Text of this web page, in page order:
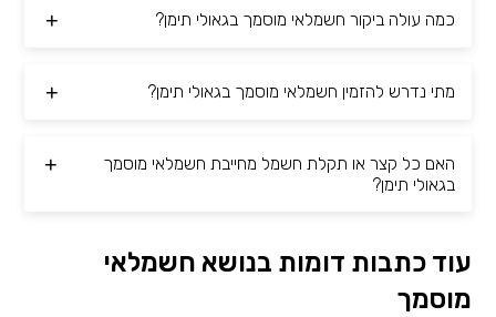
כמה עולה ביקור חשמלאי מוסמך בגאולי תימן?
מתי נדרש להזמין חשמלאי מוסמך בגאולי תימן?
האם כל קצר או תקלת חשמל מחייבת חשמלאי מוסמך
בגאולי תימן?
עוד כתבות דומות בנושא חשמלאי
מוסמך